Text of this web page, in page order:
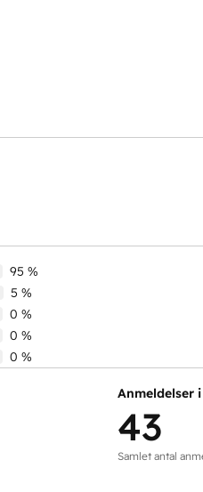
95 %
5 %
0 %
0 %
0 %
Anmeldelser
43
Samlet antal